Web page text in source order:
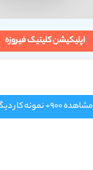
اپلیکیشن کلینیک فیروزه
مشاهده ۹۰۰+ نمونه کار دیگر